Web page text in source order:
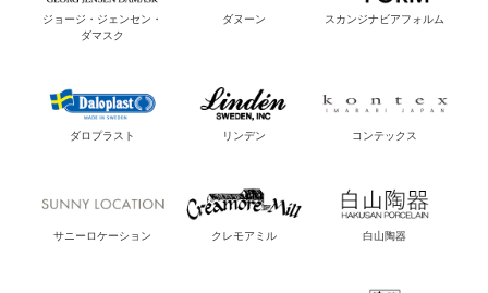
ジョージ・ジェンセン・
ダマスク
ダヌーン スカンジナビアフォルム
ダロプラスト リンデン コンテックス
サニーロケーション クレモアミル 白山陶器